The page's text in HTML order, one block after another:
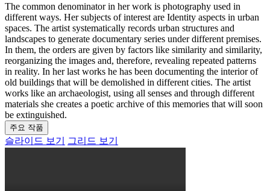
The common denominator in her work is photography used in
different ways. Her subjects of interest are Identity aspects in urban
spaces. The artist systematically records urban structures and
landscapes to generate documentary series under different premises.
In them, the orders are given by factors like similarity and similarity,
reorganizing the images and, therefore, revealing repeated patterns
in reality. In her last works he has been documenting the interior of
old buildings that will be demolished in different cities. The artist
works like an archaeologist, using all senses and through different
materials she creates a poetic archive of this memories that will soon
be extinguished.
주요 작품
슬라이드 보기 그리드 보기